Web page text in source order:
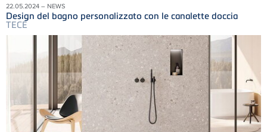
22.05.2024 – NEWS
Design del bagno personalizzato con le canalette doccia
TECE